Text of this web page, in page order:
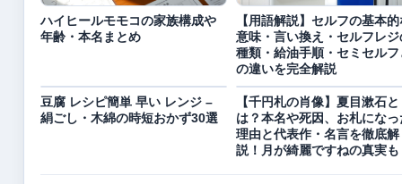
ハイヒールモモコの家族構成や
年齢・本名まとめ
【用語解説】セルフの基本的
意味・言い換え・セルフレジ
種類・給油手順・セミセルフ
の違いを完全解説
豆腐 レシピ簡単 早い レンジ –
絹ごし・木綿の時短おかず30選
【千円札の肖像】夏目漱石と
は？本名や死因、お札になっ
理由と代表作・名言を徹底解
説！月が綺麗ですねの真実も